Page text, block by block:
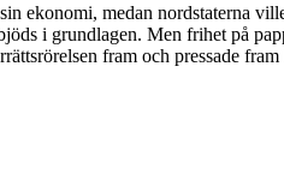
ekonomi, medan nordstaterna
i grundlagen. Men frihet på
fram och pressade